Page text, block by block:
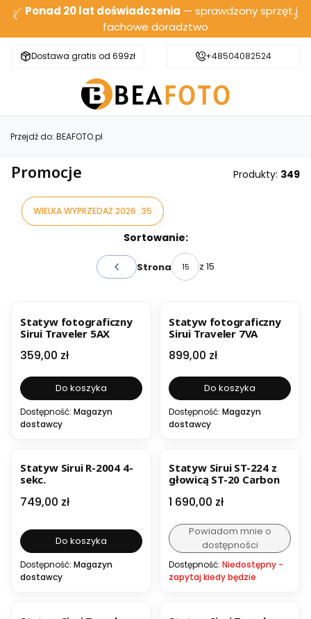
✅ Ponad 20 lat doświadczenia — sprawdzony sprzęt i
fachowe doradztwo
Dostawa gratis od 699zł Bezpieczna wysyłka
+48504082524
Przejdź do: BEAFOTO.pl
Promocje Produkty: 349
WIELKA WYPRZEDAŻ 2026 35
Sortowanie:
Poprzednie produkty
Strona z 15
Statyw fotograficzny
Sirui Traveler 5AX
Cena
359,00 zł
Do koszyka
Dostępność: Magazyn
dostawcy
Statyw fotograficzny
Sirui Traveler 7VA
Cena
899,00 zł
Do koszyka
Dostępność: Magazyn
dostawcy
Statyw Sirui R-2004 4-
sekc.
Cena
749,00 zł
Do koszyka
Dostępność: Magazyn
dostawcy
Statyw Sirui ST-224 z
głowicą ST-20 Carbon
Cena
1 690,00 zł
Powiadom mnie o
dostępności
Dostępność: Niedostępny -
zapytaj kiedy będzie